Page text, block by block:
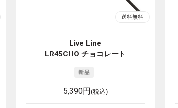
Live Line
LR45CHO チョコレート
5,390円(税込)